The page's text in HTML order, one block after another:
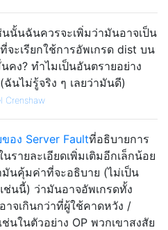
นนั้นฉันควรจะเพิ่มว่ามันอาจเป็น
จะเรียกใช้การอัพเกรด dist บน
คง? ทำไมเป็นอันตรายอย่าง
นไม่รู้จริง ๆ เลยว่ามันดี)
Crenshaw
อง Server Faultที่อธิบายการ
นรายละเอียดเพิ่มเติมอีกเล็กน้อย
นคุ้มค่าที่จะอธิบาย (ไม่เป็น
ช่นนี้) ว่ามันอาจอัพเกรดทั้ง
าจเกินกว่าที่ผู้ใช้คาดหวัง /
ช่นในตัวอย่าง OP พวกเขาสงสัย